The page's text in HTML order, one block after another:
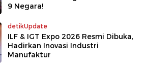
9 Negara!
detikUpdate
ILF & IGT Expo 2026 Resmi Dibuka,
Hadirkan Inovasi Industri
Manufaktur